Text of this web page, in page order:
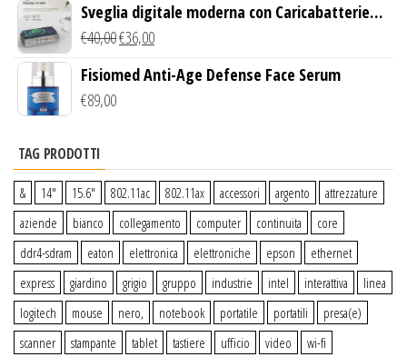
Sveglia digitale moderna con Caricabatterie
Wireless Qi
€40,00€36,00
Fisiomed Anti-Age Defense Face Serum
€89,00
TAG PRODOTTI
& 14″ 15.6″ 802.11ac 802.11ax accessori argento
attrezzature
aziende
bianco collegamento computer continuita
core
ddr4-sdram
eaton elettronica elettroniche epson
ethernet
express
giardino grigio gruppo industrie intel interattiva
linea
logitech
mouse nero, notebook portatile portatili
presa(e)
scanner
stampante tablet tastiere ufficio video wi-fi